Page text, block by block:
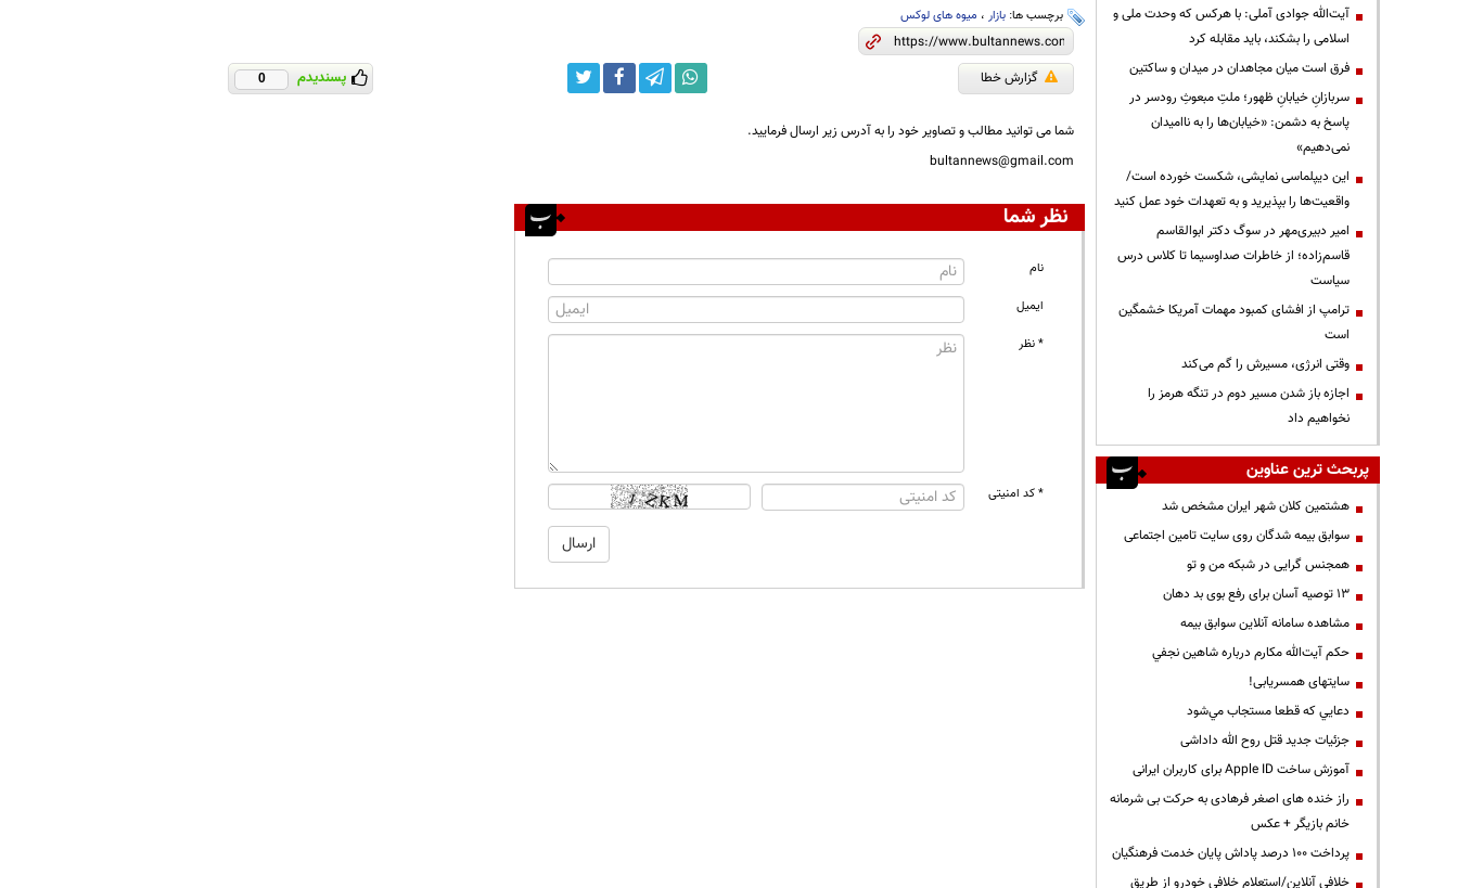
برچسب ها: بازار، میوه های لوکس
گزارش خطا پسندیدم 0
شما می توانید مطالب و تصاویر خود را به آدرس زیر ارسال فرمایید.
bultannews@gmail.com
نظر شما
نام
ایمیل
* نظر
* کد امنیتی
آیت‌الله جوادی آملی: با هرکس که وحدت ملی و
اسلامی را بشکند، باید مقابله کرد
فرق است میان مجاهدان در میدان و ساکتین
سربازانِ خیابانِ ظهور؛ ملتِ مبعوثِ رودسر در
پاسخ به دشمن: «خیابان‌ها را به ناامیدان
نمی‌دهیم»
این دیپلماسی نمایشی، شکست خورده است/
واقعیت‌ها را بپذیرید و به تعهدات خود عمل کنید
امیر دبیری‌مهر در سوگ دکتر ابوالقاسم
قاسم‌زاده؛ از خاطرات صداوسیما تا کلاس درس
سیاست
ترامپ از افشای کمبود مهمات آمریکا خشمگین
است
وقتی انرژی، مسیرش را گم می‌کند
اجازه باز شدن مسیر دوم در تنگه هرمز را
نخواهیم داد
پربحث ترین عناوین
هشتمین کلان شهر ایران مشخص شد
سوابق بیمه شدگان روی سایت تامین اجتماعی
همجنس گرایی در شبکه من و تو
13 توصیه آسان برای رفع بوی بد دهان
مشاهده سامانه آنلاين سوابق بیمه
حكم آيت‌الله مكارم درباره شاهين نجفي
سایتهای همسریابی!
دعايي كه قطعا مستجاب مي‌شود
جزئیات جدید قتل روح الله داداشی
آموزش ساخت Apple ID برای کاربران ایرانی
راز خنده های اصغر فرهادی به حرکت بی شرمانه
خانم بازیگر + عکس
پرداخت ۱۰۰ درصد پاداش پایان خدمت فرهنگیان
خلافی آنلاین/استعلام خلافی خودرو از طریق